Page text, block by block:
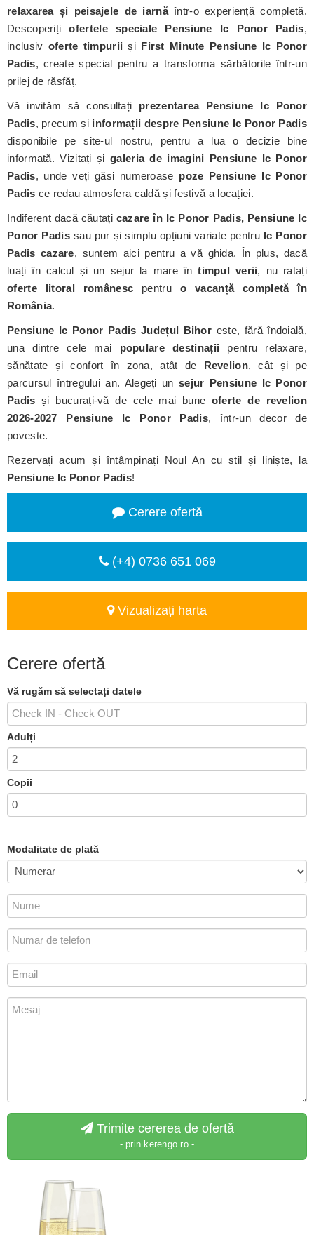
relaxarea și peisajele de iarnăîntr-o experiență completă.
Descoperițiofertele speciale Pensiune Ic Ponor Padis,
inclusiv oferte timpurii și First Minute Pensiune Ic Ponor
Padis, create special pentru a transforma sărbătorile într-un
prilej de răsfăț.
Vă invităm să consultați prezentarea Pensiune Ic Ponor
Padis, precum și informații despre Pensiune Ic Ponor Padis
disponibile pe site-ul nostru, pentru a lua o decizie bine
informată. Vizitați șigaleria de imagini Pensiune Ic Ponor
Padis, unde veți găsi numeroase poze Pensiune Ic Ponor
Padis ce redau atmosfera caldă și festivă a locației.
Indiferent dacă căutați cazare în Ic Ponor Padis, Pensiune Ic
Ponor Padissau pur și simplu opțiuni variate pentru Ic Ponor
Padis cazare, suntem aici pentru a vă ghida. În plus, dacă
luați în calcul și un sejur la mare întimpul verii, nu ratați
oferte litoral românesc pentru o vacanță completă în
România.
Pensiune Ic Ponor Padis Județul Bihor este, fără îndoială,
una dintre cele mai populare destinații pentru relaxare,
sănătate și confort în zona, atât de Revelion, cât și pe
parcursul întregului an. Alegeți un sejur Pensiune Ic Ponor
Padis și bucurați-vă de cele mai bune oferte de revelion
2026-2027 Pensiune Ic Ponor Padis, într-un decor de
poveste.
Rezervați acum și întâmpinați Noul An cu stil și liniște, la
Pensiune Ic Ponor Padis!
Cerere ofertă
(+4) 0736 651 069
Vizualizați harta
Cerere ofertă
Vă rugăm să selectați datele
Adulți
Copii
Modalitate de plată
Trimite cererea de ofertă
- prin kerengo.ro -